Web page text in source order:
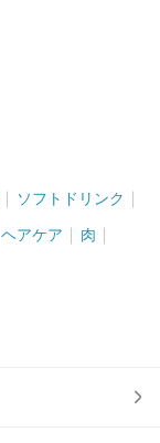
ソフトドリンク
ヘアケア 肉